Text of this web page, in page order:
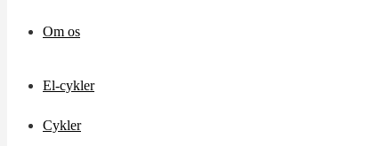
Om os
El-cykler
Cykler